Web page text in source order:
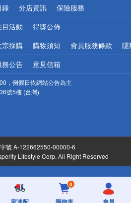
送
請小心！
錄 分店資訊 保險服務
目活動 得獎公佈
宗採購 購物須知 會員服務條款 隱
務公告 意見信箱
，例假日依網站公告為主
號5樓 (台灣)
號 A-122662550-00000-6
Lifestyle Corp. All Right Reserved
0